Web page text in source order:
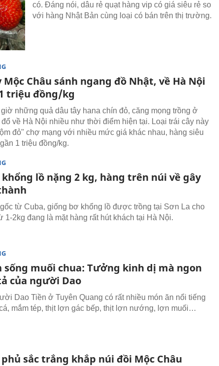
có. Đáng nói, dâu rẻ quạt hàng vip có giá siêu rẻ so
với hàng Nhật Bản cùng loại có bán trên thị trường.
Mộc Châu sánh ngang đồ Nhật, về Hà Nội
triệu đồng/kg
những quả dâu tây hana chín đỏ, căng mọng trồng ở
đổ về Hà Nội nhiều như thời điểm hiện tại. Loại trái cây này
đỏ" chợ mạng với nhiều mức giá khác nhau, hàng siêu
1 triệu đồng/kg.
lồ nặng 2 kg, hàng trên núi về gây
từ Cuba, giống bơ khổng lồ được trồng tại Sơn La cho
1-2kg đang là mặt hàng rất hút khách tại Hà Nội.
sống muối chua: Tưởng kinh dị mà ngon
của người Dao
Dao Tiền ở Tuyên Quang có rất nhiều món ăn nổi tiếng
mắm tép, thịt lợn gác bếp, thịt lợn nướng, lợn muối…
phủ sắc trắng khắp núi đồi Mộc Châu